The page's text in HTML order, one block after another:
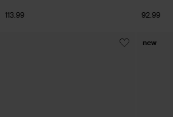
113.99 92.99
new